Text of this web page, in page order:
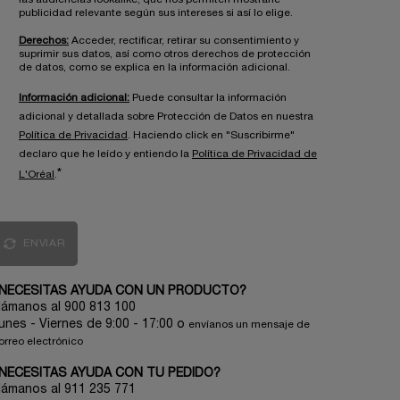
publicidad relevante según sus intereses si así lo elige.
Derechos: Acceder, rectificar, retirar su consentimiento y
suprimir sus datos, así como otros derechos de protección
de datos, como se explica en la información adicional.
Información adicional: Puede consultar la información
adicional y detallada sobre Protección de Datos en nuestra
Política de Privacidad . Haciendo click en "Suscribirme"
declaro que he leído y entiendo la Política de Privacidad de
L'Oréal .*
ENVIAR
AYUDA CON UN PRODUCTO?
al 900 813 100
- Viernes de 9:00 - 17:00 o envíanos un mensaje de
electrónico
AYUDA CON TU PEDIDO?
al 911 235 771